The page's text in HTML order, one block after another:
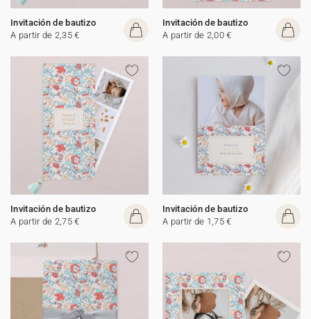
Invitación de bautizo
A partir de 2,35 €
Invitación de bautizo
A partir de 2,00 €
Invitación de bautizo
A partir de 2,75 €
Invitación de bautizo
A partir de 1,75 €